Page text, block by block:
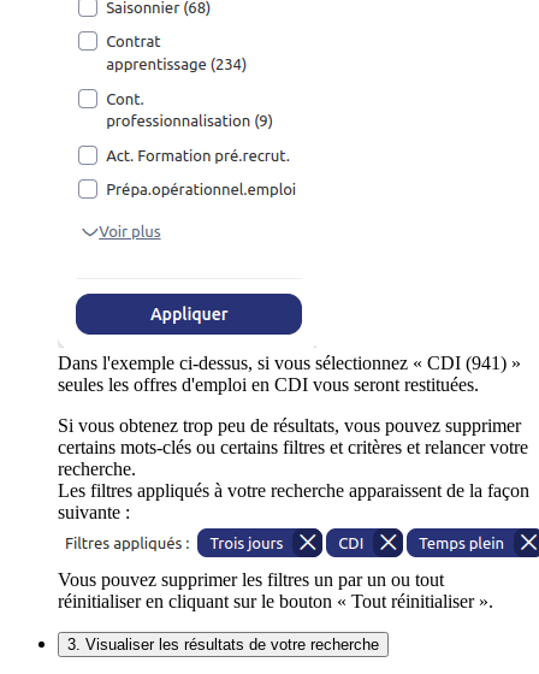
Dans l'exemple ci-dessus, si vous sélectionnez « CDI (941) »
seules les offres d'emploi en CDI vous seront restituées.
Si vous obtenez trop peu de résultats, vous pouvez supprimer
certains mots-clés ou certains filtres et critères et relancer votre
recherche.
Les filtres appliqués à votre recherche apparaissent de la façon
suivante :
Vous pouvez supprimer les filtres un par un ou tout
réinitialiser en cliquant sur le bouton « Tout réinitialiser ».
3. Visualiser les résultats de votre recherche